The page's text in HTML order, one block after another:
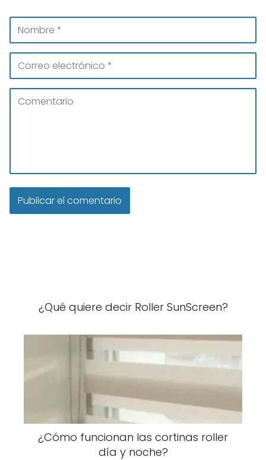
¿Qué quiere decir Roller SunScreen?
¿Cómo funcionan las cortinas roller
día y noche?